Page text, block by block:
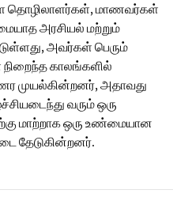
தொழிலாளர்கள், மாணவர்கள்
அரசியல் மற்றும்
அவர்கள் பெரும்
நிறைந்த காலங்களில்
முயல்கின்றனர், அதாவது
வரும் ஒரு
மாற்றாக ஒரு உண்மையான
தேடுகின்றனர்.